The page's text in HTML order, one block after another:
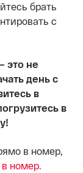
брать
с
это не
день с
в
в
в номер,
номер.